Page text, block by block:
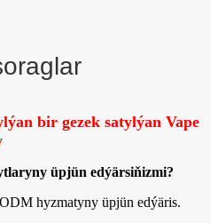
bir gezek satylýan Vape
üpjün edýärsiňizmi?
hyzmatyny üpjün edýäris.